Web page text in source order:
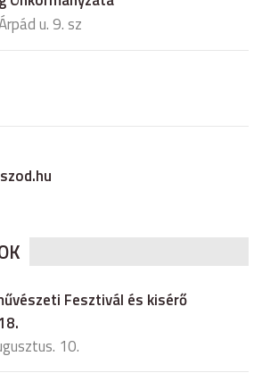
u. 9. sz
Fesztivál és kisérő
10.